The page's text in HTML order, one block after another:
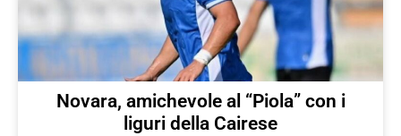
Novara, amichevole al “Piola” con i
liguri della Cairese